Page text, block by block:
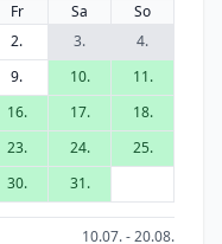
Fr Sa
So
2. 3.
4.
9. 10.
11.
16. 17.
18.
23. 24.
25.
30. 31.
10.07. - 20.08.